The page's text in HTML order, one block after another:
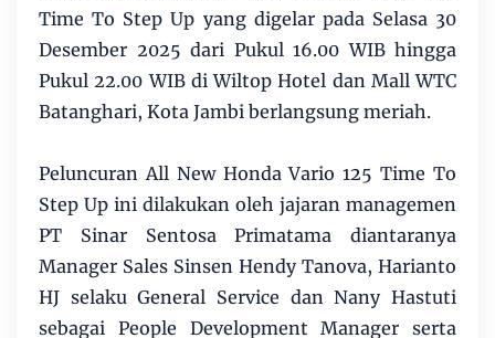
Time To Step Up yang digelar pada Selasa 30
Desember 2025 dari Pukul 16.00 WIB hingga
Pukul 22.00 WIB di Wiltop Hotel dan Mall WTC
Batanghari, Kota Jambi berlangsung meriah.
Peluncuran All New Honda Vario 125 Time To
Step Up ini dilakukan oleh jajaran managemen
PT Sinar Sentosa Primatama diantaranya
Manager Sales Sinsen Hendy Tanova, Harianto
HJ selaku General Service dan Nany Hastuti
sebagai People Development Manager serta